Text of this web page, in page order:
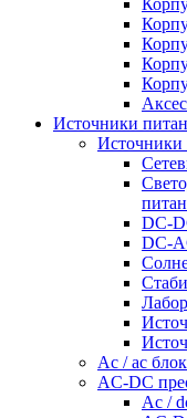
Источники
Источники
DC-
DC-
Ac / ac
AC-DC
Ac /